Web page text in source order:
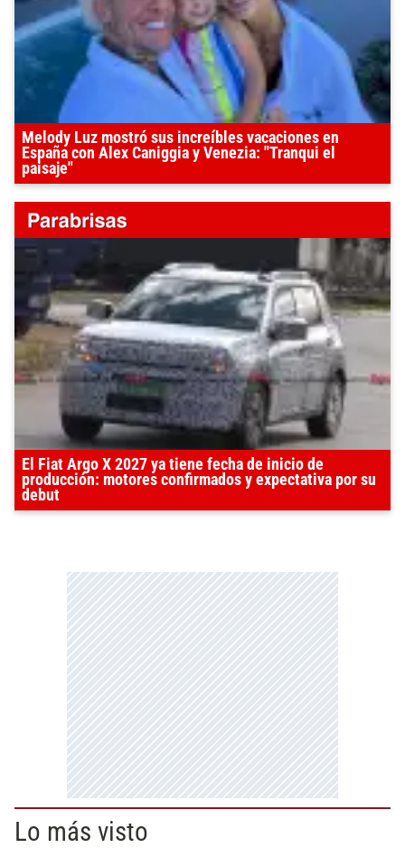
Melody Luz mostró sus increíbles vacaciones en
España con Alex Caniggia y Venezia: "Tranqui el
paisaje"
El Fiat Argo X 2027 ya tiene fecha de inicio de
producción: motores confirmados y expectativa por su
debut
Lo más visto